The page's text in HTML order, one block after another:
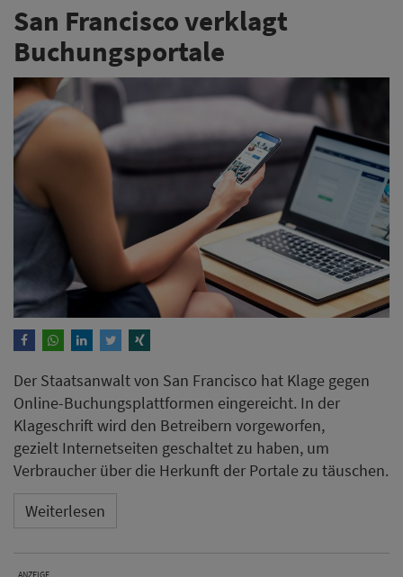
San Francisco verklagt
Buchungsportale
Der Staatsanwalt von San Francisco hat Klage gegen
Online-Buchungsplattformen eingereicht. In der
Klageschrift wird den Betreibern vorgeworfen,
gezielt Internetseiten geschaltet zu haben, um
Verbraucher über die Herkunft der Portale zu täuschen.
Weiterlesen